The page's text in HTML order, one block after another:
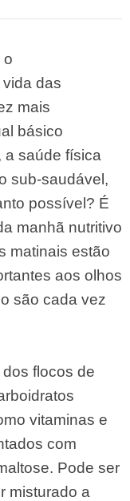
o
das
mais
básico
a saúde física
sub-saudável,
possível? É
manhã nutritivo
matinais estão
aos olhos
são cada vez
flocos de
vitaminas e
com
Pode ser
misturado a